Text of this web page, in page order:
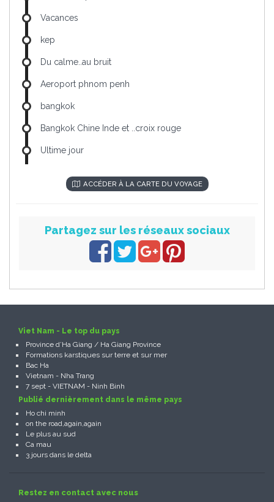
Vacances
kep
Du calme..au bruit
Aeroport phnom penh
bangkok
Bangkok Chine Inde et ..croix rouge
Ultime jour
ACCÉDER À LA CARTE DU VOYAGE
Partagez sur les réseaux sociaux
Viet Nam - Le top du pays
Province d’Ha Giang / Ha Giang Province
Formations karstiques sur terre et sur mer
Bac Ha
Vietnam - Nha Trang
7 sept - VIETNAM - Ninh Binh
Publié dernièrement dans le même pays
Ho chi minh
on the road,again,again
Le plus au sud
Ca mau
3 jours dans le delta
Restez en contact avec nous